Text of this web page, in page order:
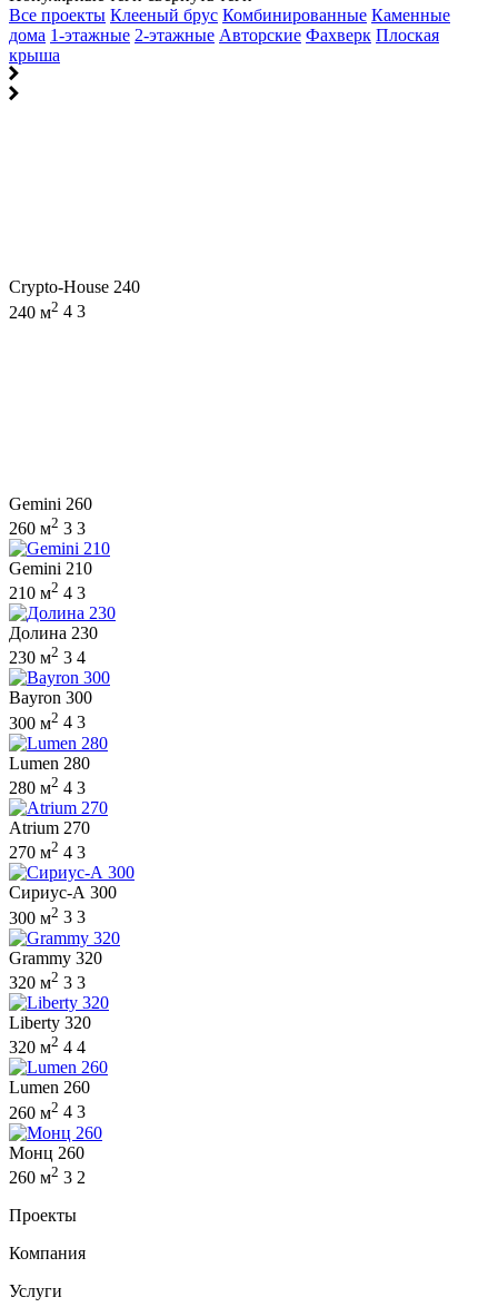
Все проекты Клееный брус Комбинированные Каменные
дома 1-этажные 2-этажные Авторские Фахверк Плоская
крыша
Crypto-House 240
240 м2 4 3
Gemini 260
260 м2 3 3
Gemini 210
210 м2 4 3
Долина 230
230 м2 3 4
Bayron 300
300 м2 4 3
Lumen 280
280 м2 4 3
Atrium 270
270 м2 4 3
Сириус-А 300
300 м2 3 3
Grammy 320
320 м2 3 3
Liberty 320
320 м2 4 4
Lumen 260
260 м2 4 3
Монц 260
260 м2 3 2
Проекты
Компания
Услуги